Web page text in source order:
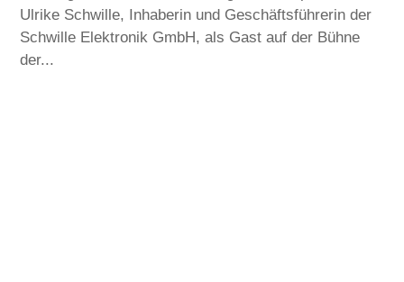
Ulrike Schwille, Inhaberin und Geschäftsführerin der
Schwille Elektronik GmbH, als Gast auf der Bühne
der...